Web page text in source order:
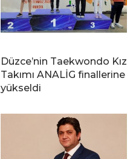
Düzce’nin Taekwondo Kız
Takımı ANALİG finallerine
yükseldi